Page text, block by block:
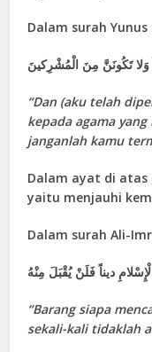
Dalam surah
تَكُونَنَّ مِنَ الْمُشْرِكينَ
“Dan (aku telah
kepada agama
janganlah kamu
Dalam ayat di atas
yaitu menjauhi
Dalam surah Ali-
ديناً فَلَنْ يُقْبَلَ مِنْهُ
“Barang siapa
sekali-kali tidaklah